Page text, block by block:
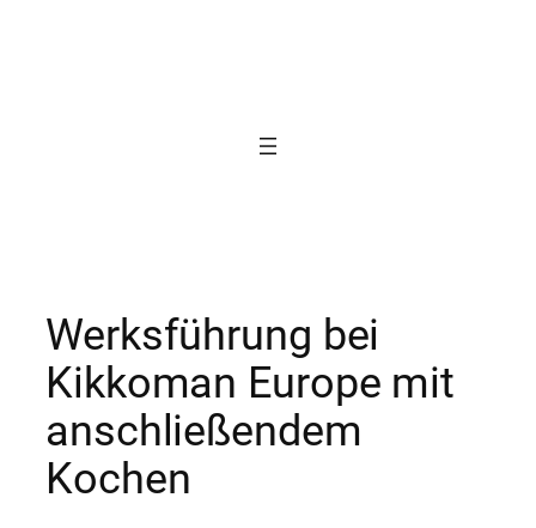
Werksführung bei
Kikkoman Europe mit
anschließendem
Kochen